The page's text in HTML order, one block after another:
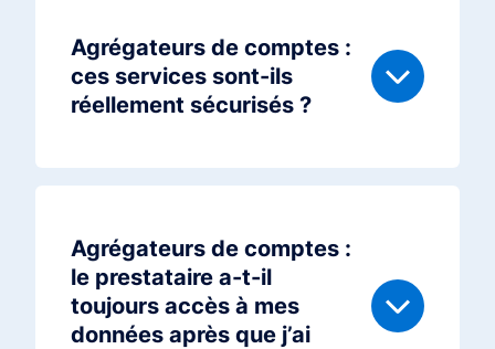
Agrégateurs de comptes :
ces services sont-ils
réellement sécurisés ?
Agrégateurs de comptes :
le prestataire a-t-il
toujours accès à mes
données après que j’ai